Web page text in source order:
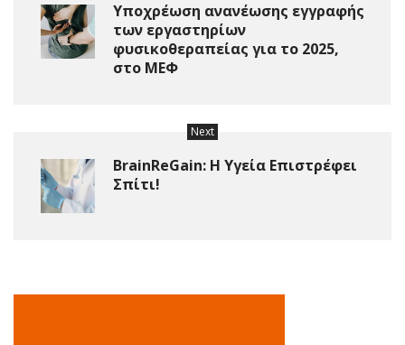
Υποχρέωση ανανέωσης εγγραφής
των εργαστηρίων
φυσικοθεραπείας για το 2025,
στο ΜΕΦ
Next
BrainReGain: Η Υγεία Επιστρέφει
Σπίτι!